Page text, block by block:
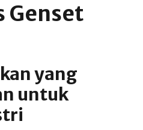
Genset
yang
untuk